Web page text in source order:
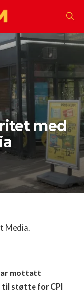
med
Media.
mottatt
til støtte for CPI